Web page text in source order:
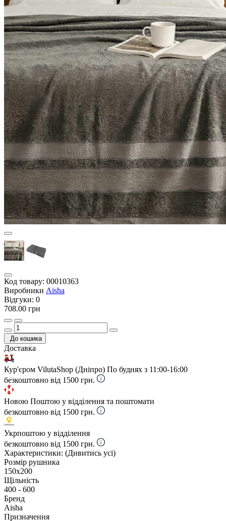
Код товару: 00010363
Виробники Aisha
Відгуки: 0
708.00 грн
До кошика
Доставка
Кур'єром VilutaShop (Дніпро) По буднях з 11:00-16:00
безкоштовно від 1500 грн.
Новою Поштою у відділення та поштомати
безкоштовно від 1500 грн.
Укрпоштою у відділення
безкоштовно від 1500 грн.
Характеристики: (Дивитись усі)
Розмір рушника
150х200
Щільність
400 - 600
Бренд
Aisha
Призначення